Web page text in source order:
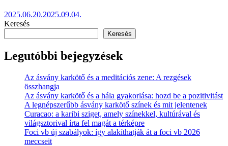
2025.06.20.2025.09.04.
Keresés
Keresés
Legutóbbi bejegyzések
Az ásvány karkötő és a meditációs zene: A rezgések
összhangja
Az ásvány karkötő és a hála gyakorlása: hozd be a pozitivitást
A legnépszerűbb ásvány karkötő színek és mit jelentenek
Curacao: a karibi sziget, amely színekkel, kultúrával és
világsztorival írta fel magát a térképre
Foci vb új szabályok: így alakíthatják át a foci vb 2026
meccseit